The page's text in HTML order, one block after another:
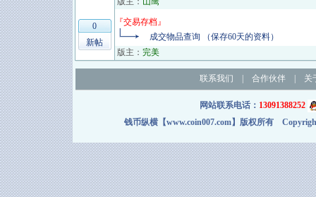
0
新帖
『交易存档』
成交物品查询 （保存60天的资料）
版主： 完美
联系我们 合作伙伴| 关
网站联系电话： 13091388252
钱币纵横【www.coin007.com】版权所有